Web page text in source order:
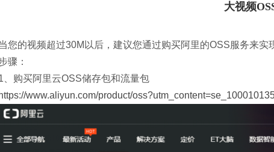
大视频
您的视频超过30M以后，建议您通过购买阿里的OSS服务来实
骤：
、购买阿里云OSS储存包和流量包
https://www.aliyun.com/product/